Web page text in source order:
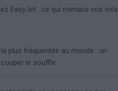
EasyJet : ce qui menace vos vols
la plus fréquentée au monde : un
le souffle